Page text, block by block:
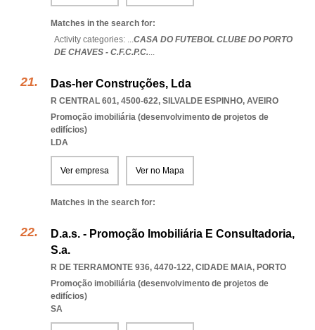
Matches in the search for:
Activity categories: ...CASA DO FUTEBOL CLUBE DO PORTO
DE CHAVES - C.F.C.P.C....
Das-her Construções, Lda
R CENTRAL 601, 4500-622, SILVALDE ESPINHO, AVEIRO
Promoção imobiliária (desenvolvimento de projetos de
edifícios)
LDA
Ver empresa Ver no Mapa
Matches in the search for:
D.a.s. - Promoção Imobiliária E Consultadoria,
S.a.
R DE TERRAMONTE 936, 4470-122, CIDADE MAIA, PORTO
Promoção imobiliária (desenvolvimento de projetos de
edifícios)
SA